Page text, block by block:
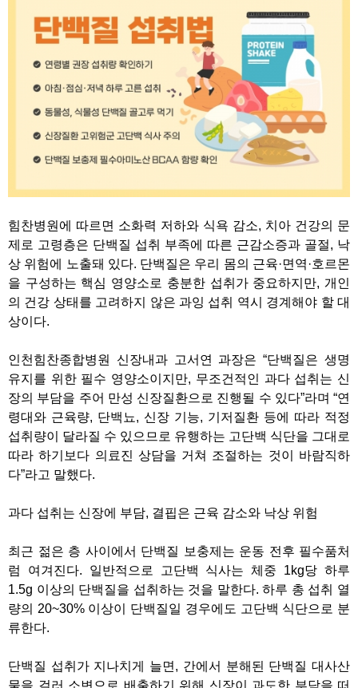
힘찬병원에 따르면 소화력 저하와 식욕 감소, 치아 건강의 문
제로 고령층은 단백질 섭취 부족에 따른 근감소증과 골절, 낙
상 위험에 노출돼 있다. 단백질은 우리 몸의 근육·면역·호르몬
을 구성하는 핵심 영양소로 충분한 섭취가 중요하지만, 개인
의 건강 상태를 고려하지 않은 과잉 섭취 역시 경계해야 할 대
상이다.
인천힘찬종합병원 신장내과 고서연 과장은 “단백질은 생명
유지를 위한 필수 영양소이지만, 무조건적인 과다 섭취는 신
장의 부담을 주어 만성 신장질환으로 진행될 수 있다”라며 “연
령대와 근육량, 단백뇨, 신장 기능, 기저질환 등에 따라 적정
섭취량이 달라질 수 있으므로 유행하는 고단백 식단을 그대로
따라 하기보다 의료진 상담을 거쳐 조절하는 것이 바람직하
다”라고 말했다.
과다 섭취는 신장에 부담, 결핍은 근육 감소와 낙상 위험
최근 젊은 층 사이에서 단백질 보충제는 운동 전후 필수품처
럼 여겨진다. 일반적으로 고단백 식사는 체중 1kg당 하루
1.5g 이상의 단백질을 섭취하는 것을 말한다. 하루 총 섭취 열
량의 20~30% 이상이 단백질일 경우에도 고단백 식단으로 분
류한다.
단백질 섭취가 지나치게 늘면, 간에서 분해된 단백질 대사산
물을 걸러 소변으로 배출하기 위해 신장이 과도한 부담을 떠